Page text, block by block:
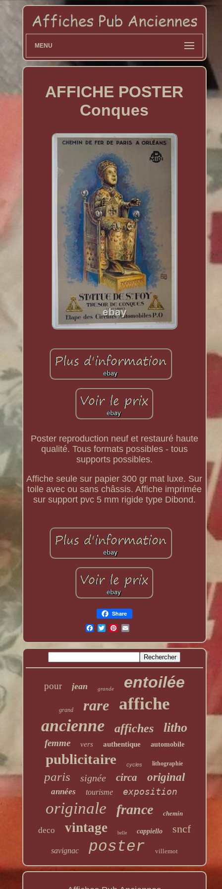
MENU
AFFICHE POSTER
Conques
Poster reproduction neuf et restauré haute
qualité. Tous formats possibles - tous
supports possibles.
Affiche seule sur papier 300 gr mat luxe. Sur
toile avec ou sans châssis. Affiche imprimée
sur support pvc 5 mm rigide type Dibond.
Share
pour jean grande entoilée
grand rare affiche
ancienne affiches litho
femme vers authentique automobile
publicitaire cycles lithographie
paris signée circa original
années tourisme exposition
originale france chemin
deco vintage belle cappiello sncf
savignac poster villemot